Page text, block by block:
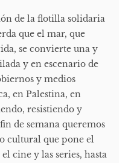
de la flotilla solidaria
que el mar, que
se convierte una y
y en escenario de
y medios
en Palestina, en
resistiendo y
de semana queremos
cultural que pone el
cine y las series, hasta